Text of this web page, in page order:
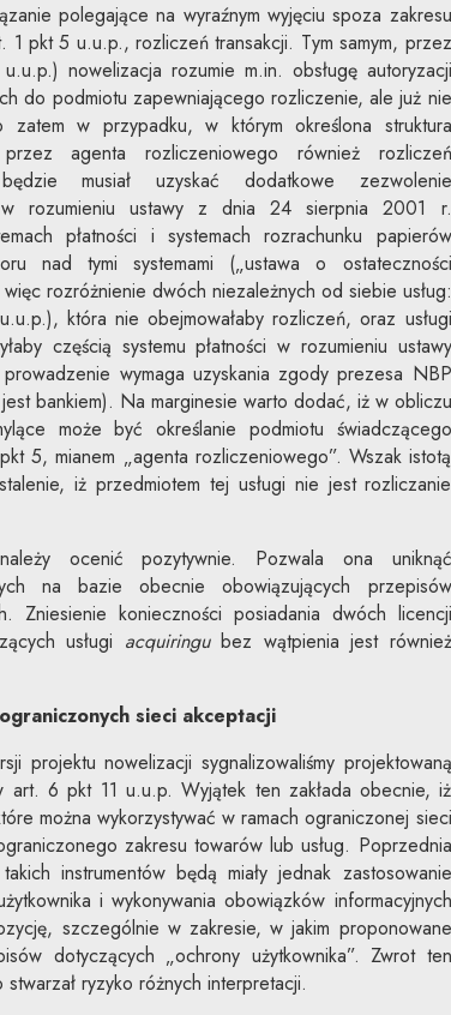
polegające na wyraźnym wyjęciu spoza zakresu
pkt 5 u.u.p., rozliczeń transakcji. Tym samym, przez
nowelizacja rozumie m.in. obsługę autoryzacji
do podmiotu zapewniającego rozliczenie, ale już nie
zatem w przypadku, w którym określona struktura
agenta rozliczeniowego również rozliczeń
musiał uzyskać dodatkowe zezwolenie
w rozumieniu ustawy z dnia 24 sierpnia 2001 r.
płatności i systemach rozrachunku papierów
nad tymi systemami („ustawa o ostateczności
rozróżnienie dwóch niezależnych od siebie usług:
która nie obejmowałaby rozliczeń, oraz usługi
częścią systemu płatności w rozumieniu ustawy
wymaga uzyskania zgody prezesa NBP
bankiem). Na marginesie warto dodać, iż w obliczu
może być określanie podmiotu świadczącego
5, mianem „agenta rozliczeniowego”. Wszak istotą
iż przedmiotem tej usługi nie jest rozliczanie
ocenić pozytywnie. Pozwala ona uniknąć
na bazie obecnie obowiązujących przepisów
Zniesienie konieczności posiadania dwóch licencji
usługi acquiringu bez wątpienia jest również
sieci akceptacji
projektu nowelizacji sygnalizowaliśmy projektowaną
art. 6 pkt 11 u.u.p. Wyjątek ten zakłada obecnie, iż
można wykorzystywać w ramach ograniczonej sieci
zakresu towarów lub usług. Poprzednia
instrumentów będą miały jednak zastosowanie
i wykonywania obowiązków informacyjnych
szczególnie w zakresie, w jakim proponowane
dotyczących „ochrony użytkownika”. Zwrot ten
ryzyko różnych interpretacji.